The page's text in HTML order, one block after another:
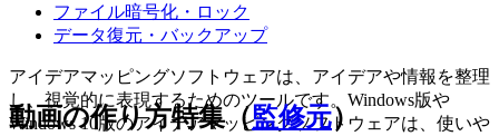
ファイル暗号化・ロック
データ復元・バックアップ
アイデアマッピングソフトウェアは、アイデアや情報を整理
し、視覚的に表現するためのツールです。Windows版や
Windows 10版のアイデアマッピングソフトウェアは、使いや
動画の作り方特集（監修元）